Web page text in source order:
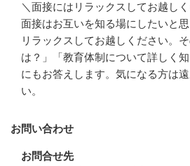
＼面接にはリラックスしてお越し
面接はお互いを知る場にしたいと
リラックスしてお越しください。
は？」「教育体制について詳しく
にもお答えします。気になる方は
い。
お問い合わせ
お問合せ先